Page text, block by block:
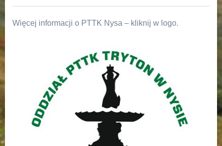
Więcej informacji o PTTK Nysa – kliknij w logo.